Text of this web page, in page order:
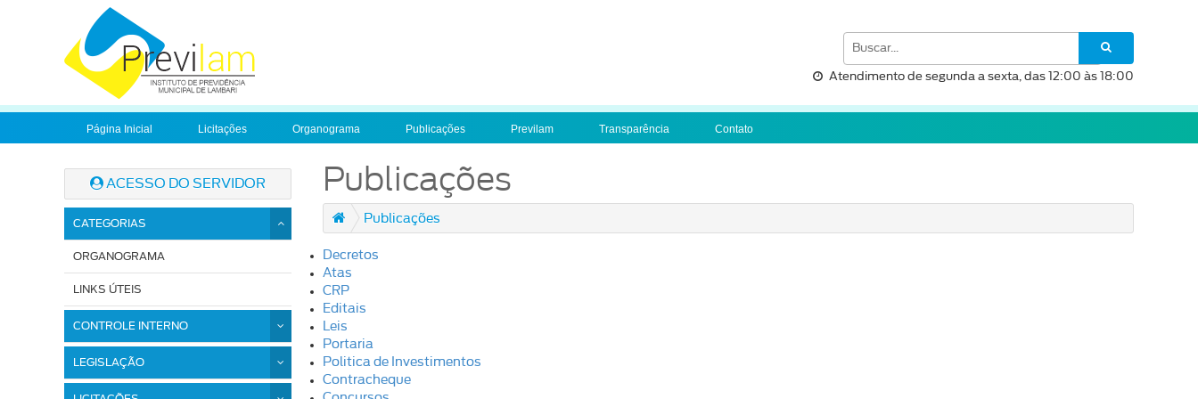
Atendimento de segunda a sexta, das 12:00 às 18:00
Página Inicial Licitações Organograma Publicações Previlam Transparência Contato
ACESSO DO SERVIDOR
CATEGORIAS
ORGANOGRAMA
LINKS ÚTEIS
CONTROLE INTERNO
LEGISLAÇÃO
Publicações
Publicações
Decretos
Atas
CRP
Editais
Leis
Portaria
Politica de Investimentos
Contracheque